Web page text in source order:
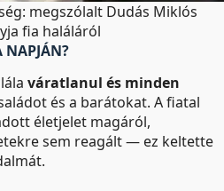
megszólalt Dudás Miklós
fia haláláról
NAPJÁN?
váratlanul és minden
és a barátokat. A fiatal
életjelet magáról,
sem reagált — ez keltette